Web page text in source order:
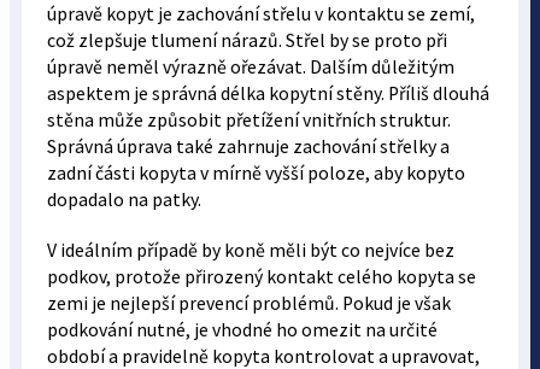
úpravě kopyt je zachování střelu v kontaktu se zemí,
což zlepšuje tlumení nárazů. Střel by se proto při
úpravě neměl výrazně ořezávat. Dalším důležitým
aspektem je správná délka kopytní stěny. Příliš dlouhá
stěna může způsobit přetížení vnitřních struktur.
Správná úprava také zahrnuje zachování střelky a
zadní části kopyta v mírně vyšší poloze, aby kopyto
dopadalo na patky.
V ideálním případě by koně měli být co nejvíce bez
podkov, protože přirozený kontakt celého kopyta se
zemi je nejlepší prevencí problémů. Pokud je však
podkování nutné, je vhodné ho omezit na určité
období a pravidelně kopyta kontrolovat a upravovat,